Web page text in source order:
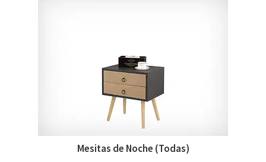
Mesitas de Noche (Todas)